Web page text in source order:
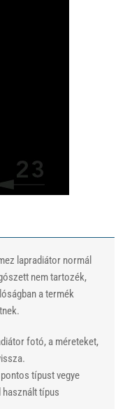
lapradiátor normál
nem tartozék,
a termék
fotó, a méreteket,
típust vegye
használt típus